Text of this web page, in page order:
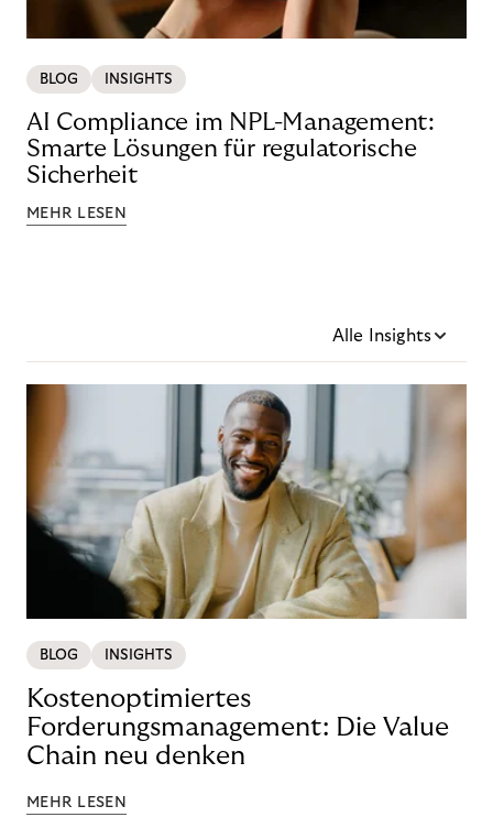
BLOG INSIGHTS
AI Compliance im NPL-Management:
Smarte Lösungen für regulatorische
Sicherheit
MEHR LESEN
Alle Insights
BLOG INSIGHTS
Kostenoptimiertes
Forderungsmanagement: Die Value
Chain neu denken
MEHR LESEN